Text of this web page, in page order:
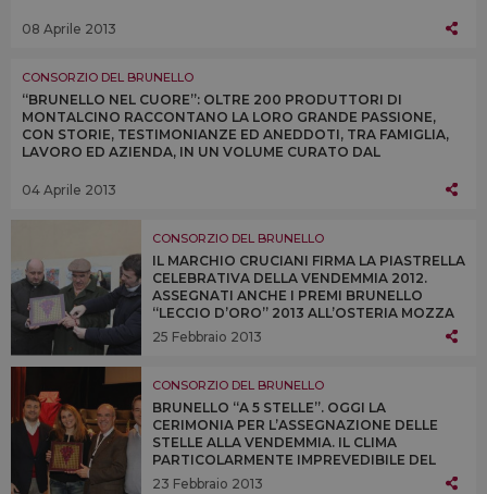
08 Aprile 2013
CONSORZIO DEL BRUNELLO
“BRUNELLO NEL CUORE”: OLTRE 200 PRODUTTORI DI
MONTALCINO RACCONTANO LA LORO GRANDE PASSIONE,
CON STORIE, TESTIMONIANZE ED ANEDDOTI, TRA FAMIGLIA,
LAVORO ED AZIENDA, IN UN VOLUME CURATO DAL
04 Aprile 2013
CONSORZIO DEL BRUNELLO
IL MARCHIO CRUCIANI FIRMA LA PIASTRELLA
CELEBRATIVA DELLA VENDEMMIA 2012.
ASSEGNATI ANCHE I PREMI BRUNELLO
“LECCIO D’ORO” 2013 ALL’OSTERIA MOZZA
DI LOS ANGELES, ALL’ENOTECA CORTINA DI
CORTINA D’AMPEZZO E ALL’OSTERIA
25 Febbraio 2013
CONSORZIO DEL BRUNELLO
BRUNELLO “A 5 STELLE”. OGGI LA
CERIMONIA PER L’ASSEGNAZIONE DELLE
STELLE ALLA VENDEMMIA. IL CLIMA
PARTICOLARMENTE IMPREVEDIBILE DEL
2012 NON HA INFLUITO SULLA QUALITÀ
23 Febbraio 2013